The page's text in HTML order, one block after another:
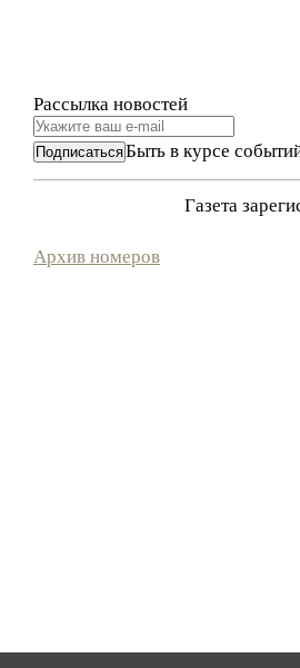
Рассылка новостей
Быть в курсе
Газета
Архив номеров